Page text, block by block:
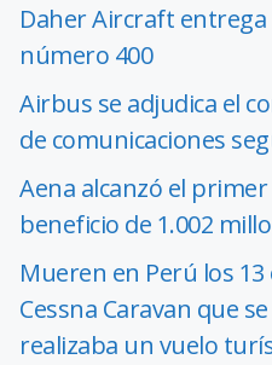
Daher Aircraft
número 400
Airbus se adjudica el
de comunicaciones
Aena alcanzó el
beneficio de 1.002
Mueren en Perú los
Cessna Caravan que
realizaba un vuelo